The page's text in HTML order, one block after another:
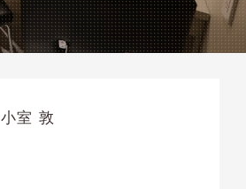
小室 敦